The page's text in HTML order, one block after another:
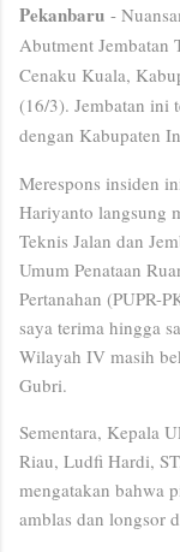
Pekanbaru -
Abutment Jembatan
Cenaku Kuala,
(16/3). Jembatan ini
dengan Kabupaten
Merespons insiden
Hariyanto langsung
Teknis Jalan dan
Umum Penataan
Pertanahan (PUPR-
saya terima hingga
Wilayah IV masih
Gubri.
Sementara, Kepala
Riau, Ludfi Hardi,
mengatakan bahwa
amblas dan longsor